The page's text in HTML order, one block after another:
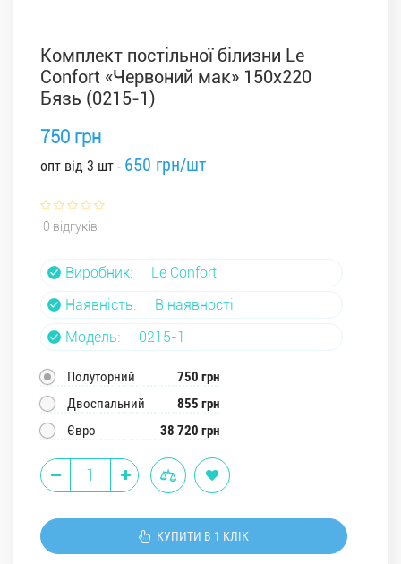
Комплект постільної білизни Le
Confort «Червоний мак» 150x220
Бязь (0215-1)
750 грн
опт від 3 шт - 650 грн/шт
0 відгуків
Виробник:
Le Confort
Наявність:
В наявності
Модель:
0215-1
Полуторний
750 грн
Двоспальний
855 грн
Євро
38 720 грн
КУПИТИ В 1 КЛІК